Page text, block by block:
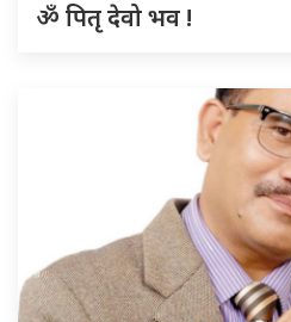
ॐ पितृ देवो भव !